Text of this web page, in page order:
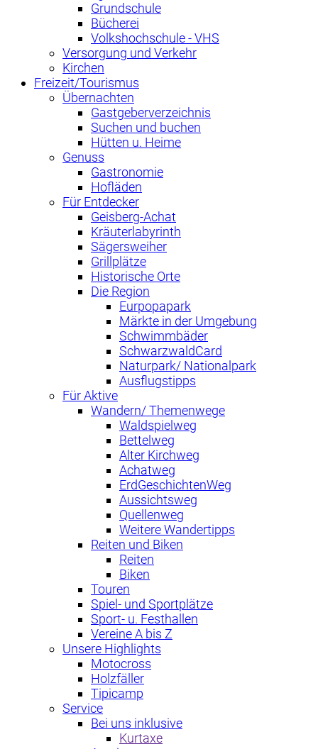
Grundschule
Bücherei
Volkshochschule - VHS
Versorgung und Verkehr
Kirchen
Freizeit/Tourismus
Übernachten
Gastgeberverzeichnis
Suchen und buchen
Hütten u. Heime
Genuss
Gastronomie
Hofläden
Für Entdecker
Geisberg-Achat
Kräuterlabyrinth
Sägersweiher
Grillplätze
Historische Orte
Die Region
Eurpopapark
Märkte in der Umgebung
Schwimmbäder
SchwarzwaldCard
Naturpark/ Nationalpark
Ausflugstipps
Für Aktive
Wandern/ Themenwege
Waldspielweg
Bettelweg
Alter Kirchweg
Achatweg
ErdGeschichtenWeg
Aussichtsweg
Quellenweg
Weitere Wandertipps
Reiten und Biken
Reiten
Biken
Touren
Spiel- und Sportplätze
Sport- u. Festhallen
Vereine A bis Z
Unsere Highlights
Motocross
Holzfäller
Tipicamp
Service
Bei uns inklusive
Kurtaxe